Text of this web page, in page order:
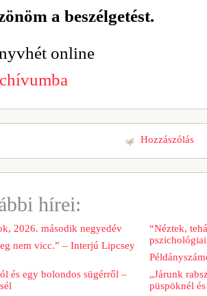
a beszélgetést.
online
Hozzászólás
hírei:
2026. második negyedév
nem vicc.” – Interjú Lipcsey
és egy bolondos sügérről –
“Néztek,
„Járunk
püspöknél